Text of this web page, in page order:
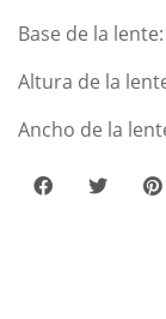
Base de la
Altura de la
Ancho de la